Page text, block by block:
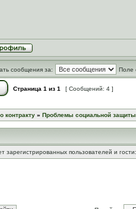
сообщения за: Поле
Страница 1 из 1 [ Сообщений: 4 ]
контракту » Проблемы социальной защиты
зарегистрированных пользователей и